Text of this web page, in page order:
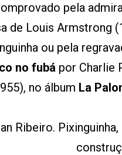
pela
de Louis Armstrong
ou pela
no fubá por Charlie
no álbum La
Ribeiro.